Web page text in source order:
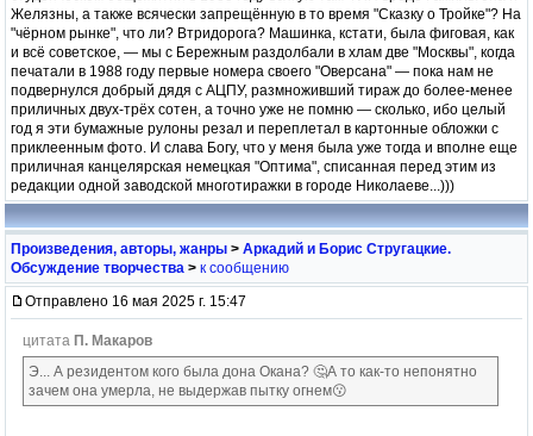
Желязны, а также всячески запрещённую в то время "Сказку о Тройке"? На
"чёрном рынке", что ли? Втридорога? Машинка, кстати, была фиговая, как
и всё советское, — мы с Бережным раздолбали в хлам две "Москвы", когда
печатали в 1988 году первые номера своего "Оверсана" — пока нам не
подвернулся добрый дядя с АЦПУ, размноживший тираж до более-менее
приличных двух-трёх сотен, а точно уже не помню — сколько, ибо целый
год я эти бумажные рулоны резал и переплетал в картонные обложки с
приклеенным фото. И слава Богу, что у меня была уже тогда и вполне еще
приличная канцелярская немецкая "Оптима", списанная перед этим из
редакции одной заводской многотиражки в городе Николаеве...)))
Произведения, авторы, жанры > Аркадий и Борис Стругацкие.
Обсуждение творчества > к сообщению
Отправлено 16 мая 2025 г. 15:47
цитата П. Макаров
Э... А резидентом кого была дона Окана? 🤔А то как-то непонятно
зачем она умерла, не выдержав пытку огнем😗